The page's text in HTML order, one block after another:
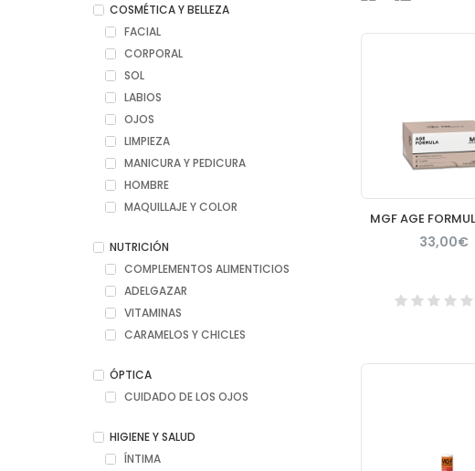
33,00€
COSMÉTICA Y BELLEZA
FACIAL
CORPORAL
SOL
LABIOS
OJOS
LIMPIEZA
MANICURA Y PEDICURA
HOMBRE
MAQUILLAJE Y COLOR
NUTRICIÓN
COMPLEMENTOS ALIMENTICIOS
ADELGAZAR
VITAMINAS
CARAMELOS Y CHICLES
ÓPTICA
CUIDADO DE LOS OJOS
HIGIENE Y SALUD
ÍNTIMA